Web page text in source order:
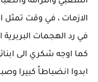
الازمات ، في وقت تمثل
في رد الهجمات
كما اوجه شكري الى
ابدوا انضباطاً كبيرا